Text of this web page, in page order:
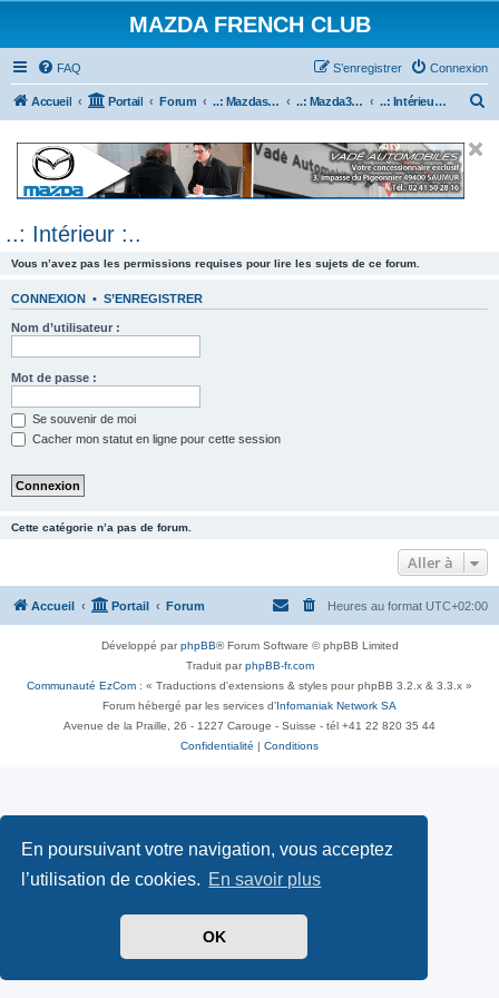
En poursuivant votre navigation, vous acceptez
l’utilisation de cookies. En savoir plus
OK
MAZDA FRENCH CLUB
FAQ Connexion
S’enregistrer
Accueil Portail Forum ..: Mazdaspeed & MPS :.. ..: Mazda3 MPS & Mazdaspeed 3 :.. ..: Intérieur :..
e
..: Intérieur :..
Vous n’avez pas les permissions requises pour lire les sujets de ce forum.
CONNEXION • S’ENREGISTRER
Nom d’utilisateur :
Mot de passe :
Se souvenir de moi
Cacher mon statut en ligne pour cette session
Cette catégorie n’a pas de forum.
Aller à
Accueil Portail Forum Heures au format UTC+02:00
Développé parphpBB® Forum Software © phpBB Limited
Traduit parphpBB-fr.com
Communauté EzCom : « Traductions d'extensions & styles pour phpBB 3.2.x & 3.3.x »
Forum hébergé par les services d’ Infomaniak Network SA
Avenue de la Praille, 26 - 1227 Carouge - Suisse - tél +41 22 820 35 44
Confidentialité
Conditions